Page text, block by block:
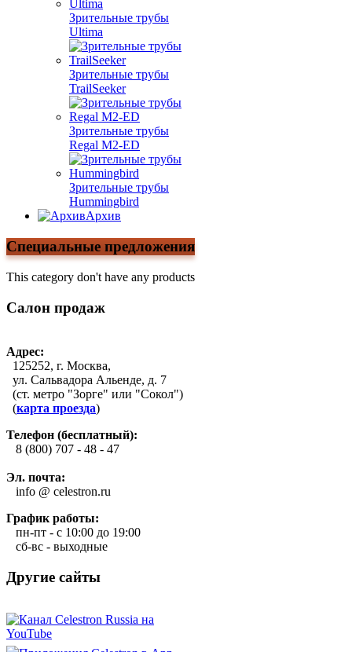
Зрительные трубы
Ultima
Зрительные трубы
TrailSeeker
Зрительные трубы
Regal M2-ED
Зрительные трубы
Hummingbird
Архив
Специальные предложения
This category don't have any products
Салон продаж
Адрес:
125252, г. Москва,
ул. Сальвадора Альенде, д. 7
(ст. метро "Зорге" или "Сокол")
(карта проезда)
Телефон (бесплатный):
8 (800) 707 - 48 - 47
Эл. почта:
info @ celestron.ru
График работы:
пн-пт - с 10:00 до 19:00
сб-вс - выходные
Другие сайты